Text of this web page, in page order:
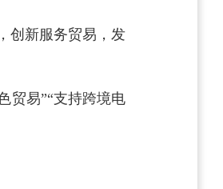
创新服务贸易，发
贸易”“支持跨境电